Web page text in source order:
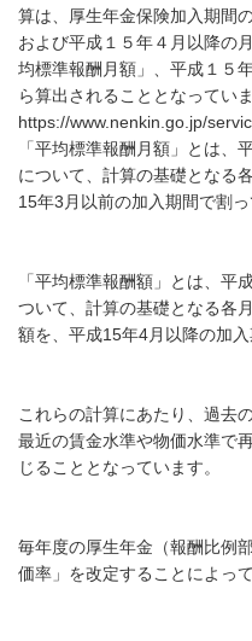
算は、厚生年金保険加入期間
および平成１５年４月以降の
均標準報酬月額」、平成１５
ら算出されることとなっていま
https://www.nenkin.go.jp/
「平均標準報酬月額」とは、
について、計算の基礎となる
15年3 月以前の加入期間で割っ
「平均標準報酬額」とは、平
ついて、計算の基礎となる各
額を、平成15年4月以降の加
これらの計算にあたり、過去
最近の賃金水準や物価水準で
じることとなっています。
毎年度の厚生年金（報酬比例
価率」を改定することによっ